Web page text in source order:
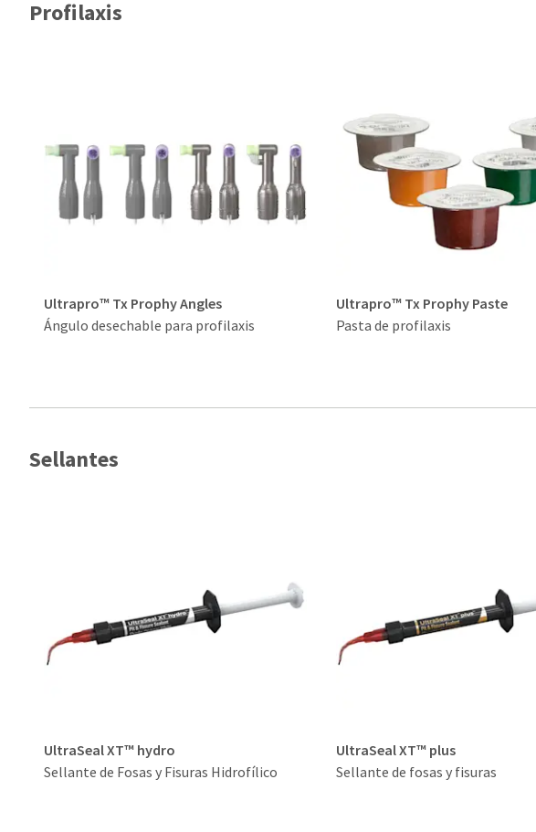
Profilaxis
Ultrapro™ Tx Prophy Angles
Ángulo desechable para profilaxis
Ultrapro™ Tx Prophy Paste
Pasta de profilaxis
Sellantes
UltraSeal XT™ hydro
Sellante de Fosas y Fisuras Hidrofílico
UltraSeal XT™ plus
Sellante de fosas y fisuras